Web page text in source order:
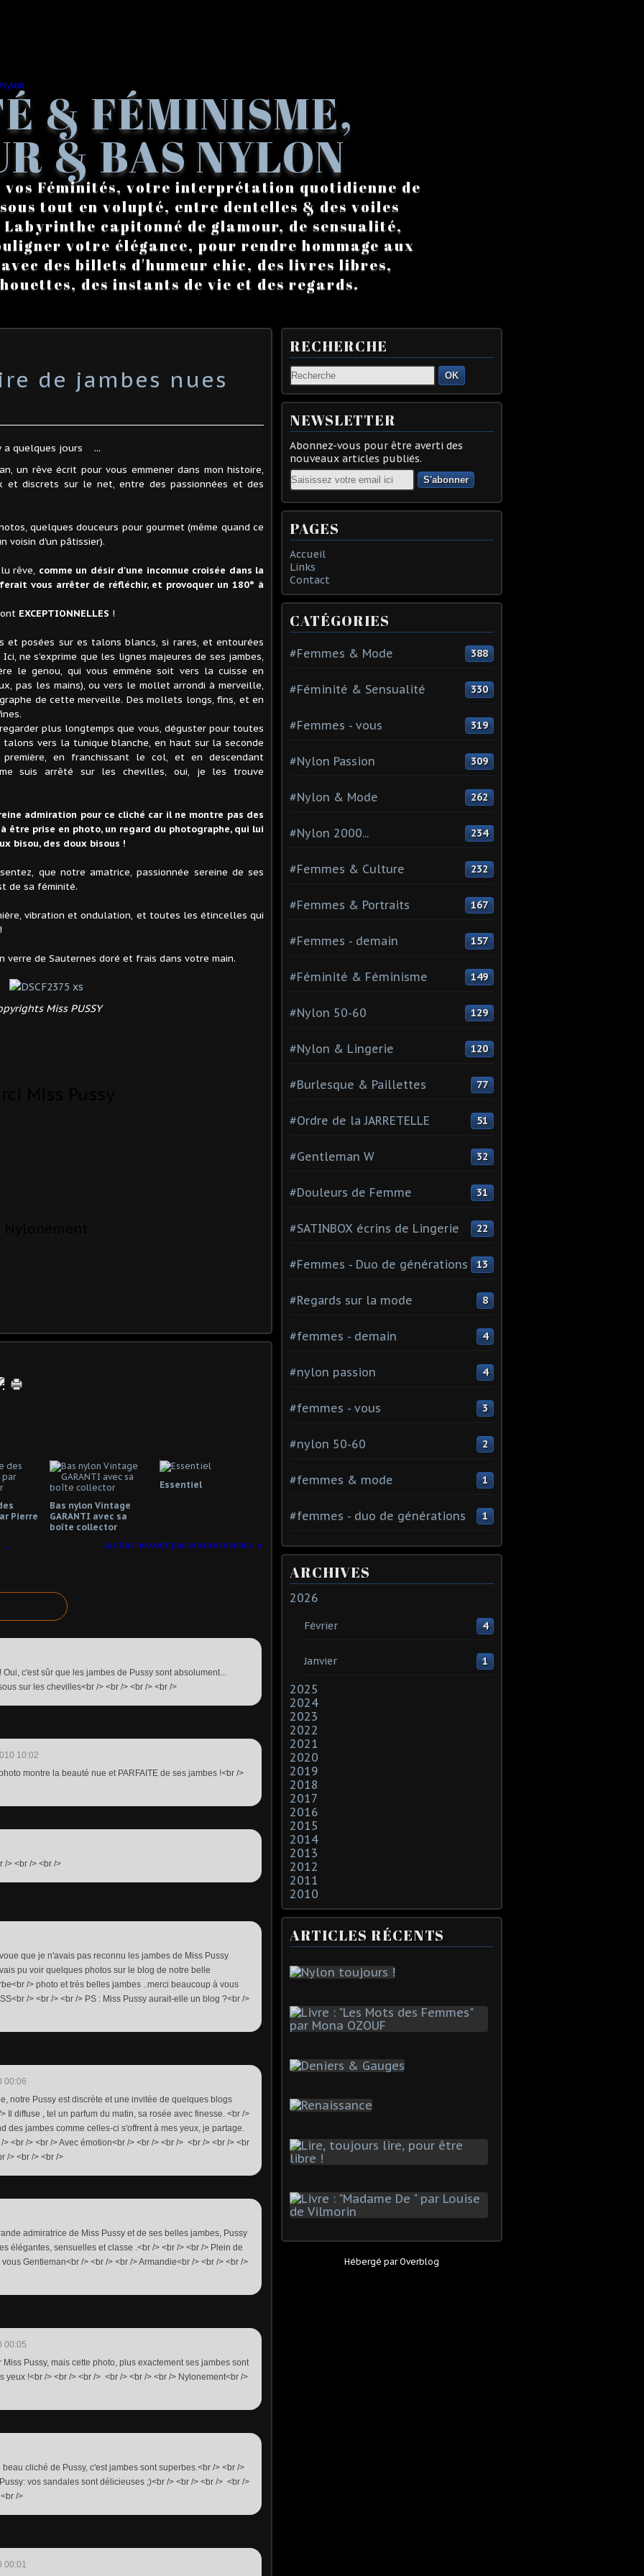
& FÉMINISME,
& BAS NYLON
vos Féminités, votre interprétation quotidienne de
tout en volupté, entre dentelles & des voiles
Labyrinthe capitonné de glamour, de sensualité,
votre élégance, pour rendre hommage aux
des billets d'humeur chic, des livres libres,
des instants de vie et des regards.
de jambes nues
a quelques jours ...
un rêve écrit pour vous emmener dans mon histoire,
et discrets sur le net, entre des passionnées et des
quelques douceurs pour gourmet (même quand ce
voisin d'un pâtissier).
rêve, comme un désir d'une inconnue croisée dans la
vous arrêter de réfléchir, et provoquer un 180° à
EXCEPTIONNELLES !
et posées sur es talons blancs, si rares, et entourées
ne s'exprime que les lignes majeures de ses jambes,
le genou, qui vous emmène soit vers la cuisse en
pas les mains), ou vers le mollet arrondi à merveille,
de cette merveille. Des mollets longs, fins, et en
plus longtemps que vous, déguster pour toutes
vers la tunique blanche, en haut sur la seconde
en franchissant le col, et en descendant
suis arrêté sur les chevilles, oui, je les trouve
admiration pour ce cliché car il ne montre pas des
être prise en photo, un regard du photographe, qui lui
bisou, des doux bisous !
que notre amatrice, passionnée sereine de ses
de sa féminité.
vibration et ondulation, et toutes les étincelles qui
verre de Sauternes doré et frais dans votre main.
Miss PUSSY
Pierre
Bas nylon Vintage
GARANTI avec sa
boîte collector
Essentiel
Les bas ne sont pas encore revenus
Oui, c'est sûr que les jambes de Pussy sont absolument...
sur les chevilles<br /> <br /> <br /> <br />
10:02
montre la beauté nue et PARFAITE de ses jambes !<br />
/> <br /> <br />
que je n'avais pas reconnu les jambes de Miss Pussy
pu voir quelques photos sur le blog de notre belle
/> photo et très belles jambes ..merci beaucoup à vous
/> <br /> <br /> PS : Miss Pussy aurait-elle un blog ?<br />
00:06
notre Pussy est discrète et une invitée de quelques blogs
Il diffuse , tel un parfum du matin, sa rosée avec finesse. <br />
des jambes comme celles-ci s'offrent à mes yeux, je partage.
<br /> <br /> Avec émotion<br /> <br /> <br /> <br /> <br /> <br
/> <br /> <br />
admiratrice de Miss Pussy et de ses belles jambes, Pussy
élégantes, sensuelles et classe .<br /> <br /> <br /> Plein de
Gentleman<br /> <br /> <br /> Armandie<br /> <br /> <br />
00:05
Miss Pussy, mais cette photo, plus exactement ses jambes sont
yeux !<br /> <br /> <br /> <br /> <br /> <br /> Nylonement<br />
cliché de Pussy, c'est jambes sont superbes.<br /> <br />
vos sandales sont délicieuses ;)<br /> <br /> <br /> <br />
/>
00:01
RECHERCHE
OK
NEWSLETTER
Abonnez-vous pour être averti des
nouveaux articles publiés.
Email
PAGES
Accueil
Links
Contact
CATÉGORIES
#Femmes & Mode 388
#Féminité & Sensualité 330
#Femmes - vous 319
#Nylon Passion 309
#Nylon & Mode 262
#Nylon 2000... 234
#Femmes & Culture 232
#Femmes & Portraits 167
#Femmes - demain 157
#Féminité & Féminisme 149
#Nylon 50-60 129
#Nylon & Lingerie 120
#Burlesque & Paillettes 77
#Ordre de la JARRETELLE 51
#Gentleman W 32
#Douleurs de Femme 31
#SATINBOX écrins de Lingerie 22
#Femmes - Duo de générations 13
#Regards sur la mode 8
#femmes - demain 4
#nylon passion 4
#femmes - vous 3
#nylon 50-60 2
#femmes & mode 1
#femmes - duo de générations 1
ARCHIVES
2026
Février 4
Janvier 1
2025
2024
2023
2022
2021
2020
2019
2018
2017
2016
2015
2014
2013
2012
2011
2010
ARTICLES RÉCENTS
Hébergé parOverblog